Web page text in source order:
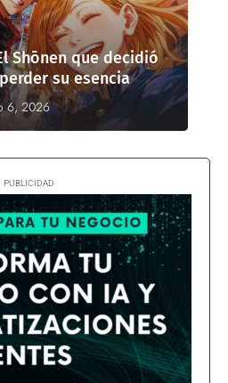
Shōnen que decidió
su esencia
6, 2026